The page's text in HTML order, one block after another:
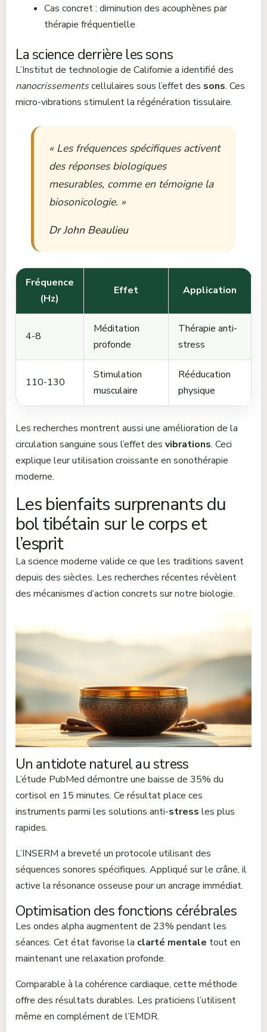
Cas concret : diminution des acouphènes par
thérapie fréquentielle
La science derrière les sons
L’Institut de technologie de Californie a identifié des
nanocrissementscellulaires sous l’effet des sons. Ces
micro-vibrations stimulent la régénération tissulaire.
« Les fréquences spécifiques activent
des réponses biologiques
mesurables, comme en témoigne la
biosonicologie. »
Dr John Beaulieu
Fréquence
(Hz)
Effet Application
4-8
Méditation
profonde
Thérapie anti-
stress
110-130
Stimulation
musculaire
Rééducation
physique
Les recherches montrent aussi une amélioration de la
circulation sanguine sous l’effet des vibrations. Ceci
explique leur utilisation croissante en sonothérapie
moderne.
Les bienfaits surprenants du
bol tibétain sur le corps et
l’esprit
La science moderne valide ce que les traditions savent
depuis des siècles. Les recherches récentes révèlent
des mécanismes d’action concrets sur notre biologie.
Un antidote naturel au stress
L’étude PubMed démontre une baisse de 35% du
cortisol en 15 minutes. Ce résultat place ces
instruments parmi les solutions anti-stress les plus
rapides.
L’INSERM a breveté un protocole utilisant des
séquences sonores spécifiques. Appliqué sur le crâne, il
active la résonance osseuse pour un ancrage immédiat.
Optimisation des fonctions cérébrales
Les ondes alpha augmentent de 23% pendant les
séances. Cet état favorise la clarté mentale tout en
maintenant une relaxation profonde.
Comparable à la cohérence cardiaque, cette méthode
offre des résultats durables. Les praticiens l’utilisent
même en complément de l’EMDR.